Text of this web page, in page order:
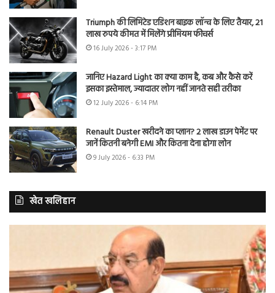
Triumph की लिमिटेड एडिशन बाइक लॉन्च के लिए तैयार, 21
लाख रुपये कीमत में मिलेंगे प्रीमियम फीचर्स
16 July 2026 - 3:17 PM
जानिए Hazard Light का क्या काम है, कब और कैसे करें
इसका इस्तेमाल, ज्यादातर लोग नहीं जानते सही तरीका
12 July 2026 - 6:14 PM
Renault Duster खरीदने का प्लान? 2 लाख डाउन पेमेंट पर
जानें कितनी बनेगी EMI और कितना देना होगा लोन
9 July 2026 - 6:33 PM
खेत खलिहान